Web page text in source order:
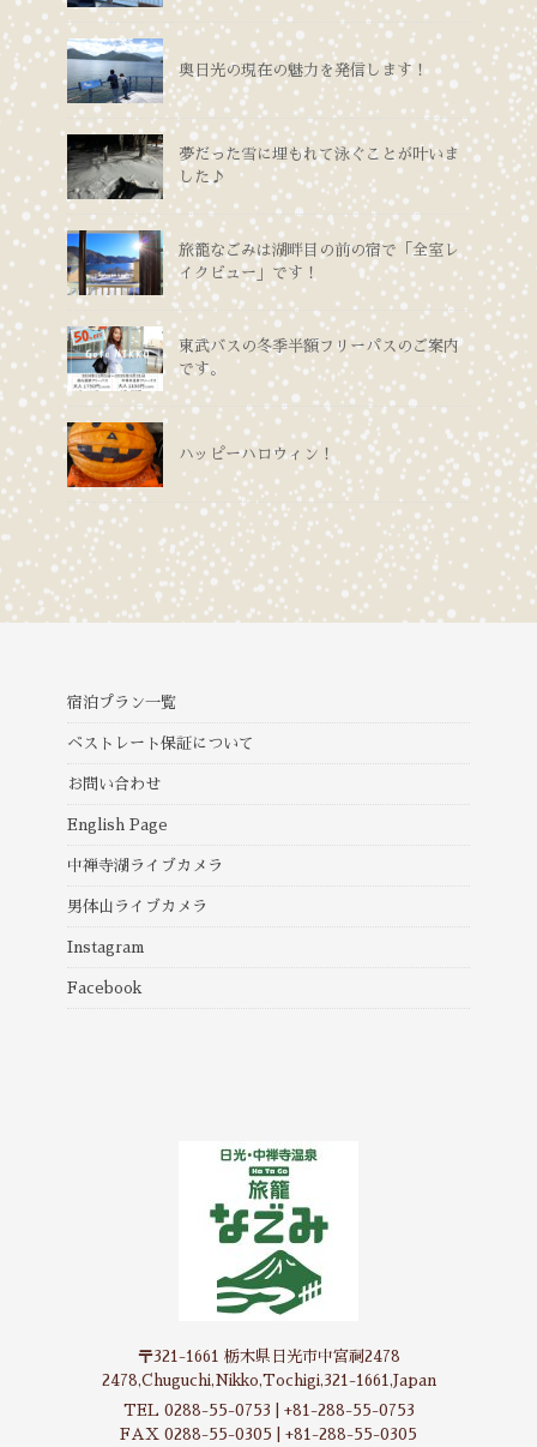
奥日光の現在の魅力を発信します！
夢だった雪に埋もれて泳ぐことが叶いま
した♪
旅籠なごみは湖畔目の前の宿で「全室レ
イクビュー」です！
東武バスの冬季半額フリーパスのご案内
です。
ハッピーハロウィン！
宿泊プラン一覧
ベストレート保証について
お問い合わせ
English Page
中禅寺湖ライブカメラ
男体山ライブカメラ
Instagram
Facebook
〒321-1661 栃木県日光市中宮祠2478
2478,Chuguchi,Nikko,Tochigi,321-1661,Japan
TEL 0288-55-0753 | +81-288-55-0753
FAX 0288-55-0305 | +81-288-55-0305